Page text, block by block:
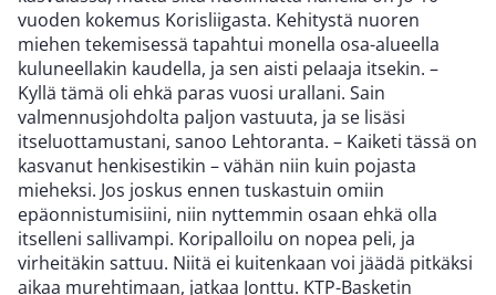
vuoden kokemus Korisliigasta. Kehitystä nuoren
miehen tekemisessä tapahtui monella osa-alueella
kuluneellakin kaudella, ja sen aisti pelaaja itsekin. –
Kyllä tämä oli ehkä paras vuosi urallani. Sain
valmennusjohdolta paljon vastuuta, ja se lisäsi
itseluottamustani, sanoo Lehtoranta. – Kaiketi tässä on
kasvanut henkisestikin – vähän niin kuin pojasta
mieheksi. Jos joskus ennen tuskastuin omiin
epäonnistumisiini, niin nyttemmin osaan ehkä olla
itselleni sallivampi. Koripalloilu on nopea peli, ja
virheitäkin sattuu. Niitä ei kuitenkaan voi jäädä pitkäksi
aikaa murehtimaan, jatkaa Jonttu. KTP-Basketin